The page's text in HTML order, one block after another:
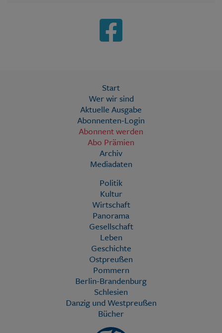
Start
Wer wir sind
Aktuelle Ausgabe
Abonnenten-Login
Abonnent werden
Abo Prämien
Archiv
Mediadaten
Politik
Kultur
Wirtschaft
Panorama
Gesellschaft
Leben
Geschichte
Ostpreußen
Pommern
Berlin-Brandenburg
Schlesien
Danzig und Westpreußen
Bücher